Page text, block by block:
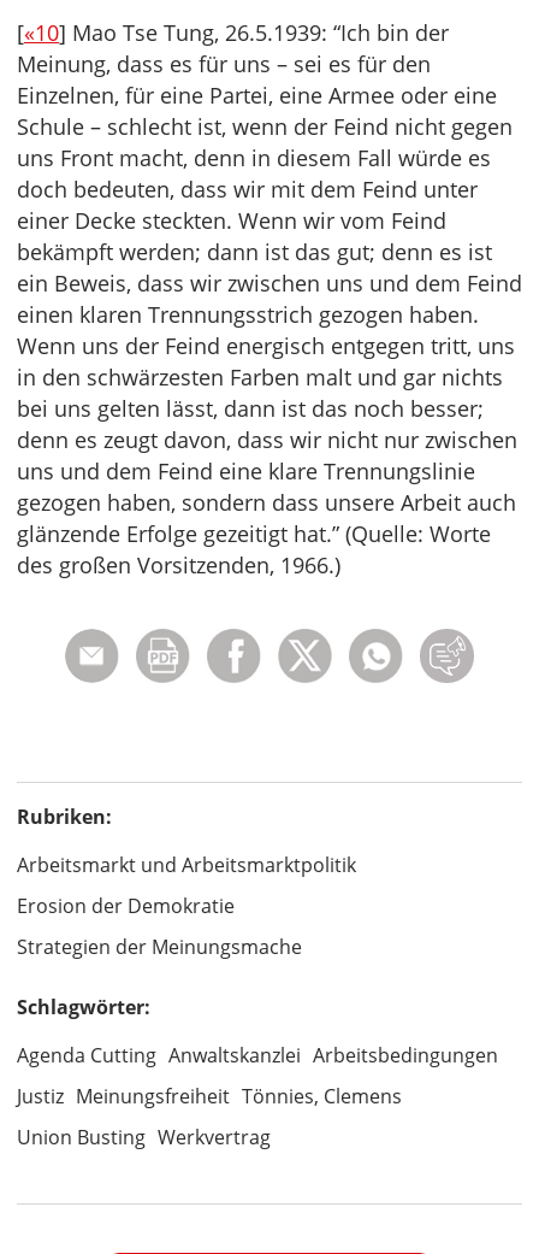
[«10] Mao Tse Tung, 26.5.1939: “Ich bin der
Meinung, dass es für uns – sei es für den
Einzelnen, für eine Partei, eine Armee oder eine
Schule – schlecht ist, wenn der Feind nicht gegen
uns Front macht, denn in diesem Fall würde es
doch bedeuten, dass wir mit dem Feind unter
einer Decke steckten. Wenn wir vom Feind
bekämpft werden; dann ist das gut; denn es ist
ein Beweis, dass wir zwischen uns und dem Feind
einen klaren Trennungsstrich gezogen haben.
Wenn uns der Feind energisch entgegen tritt, uns
in den schwärzesten Farben malt und gar nichts
bei uns gelten lässt, dann ist das noch besser;
denn es zeugt davon, dass wir nicht nur zwischen
uns und dem Feind eine klare Trennungslinie
gezogen haben, sondern dass unsere Arbeit auch
glänzende Erfolge gezeitigt hat.” (Quelle: Worte
des großen Vorsitzenden, 1966.)
Rubriken:
Arbeitsmarkt und Arbeitsmarktpolitik
Erosion der Demokratie
Strategien der Meinungsmache
Schlagwörter:
Agenda Cutting Anwaltskanzlei Arbeitsbedingungen
Justiz Meinungsfreiheit Tönnies, Clemens
Union Busting Werkvertrag